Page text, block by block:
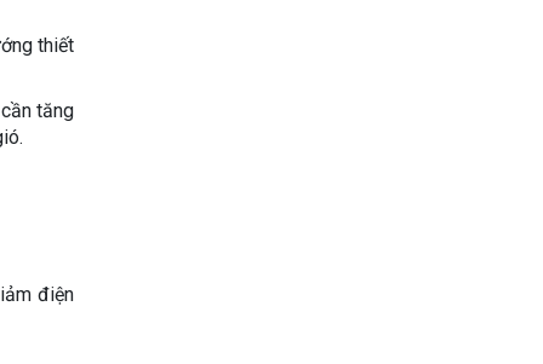
thiết
tăng
điện